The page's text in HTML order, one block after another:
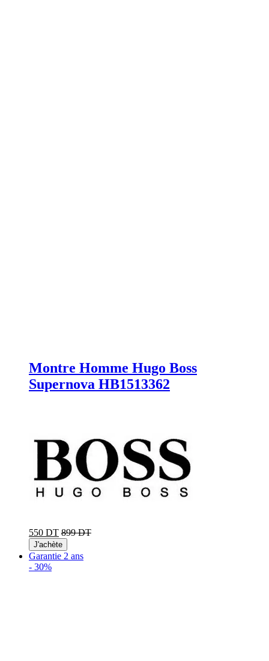
Montre Homme Hugo Boss
Supernova HB1513362
550 DT 899 DT
J'achète
Garantie 2 ans
- 30%